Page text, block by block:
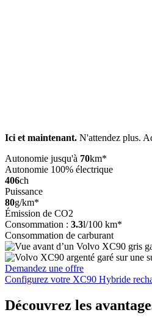
Ici et maintenant. N'attendez plus.
Autonomie jusqu'à 70km*
Autonomie 100% électrique
406ch
Puissance
80g/km*
Émission de CO2
Consommation : 3.3l/100 km*
Consommation de carburant
Demandez une offre
Configurez votre XC90 Hybride
Découvrez les